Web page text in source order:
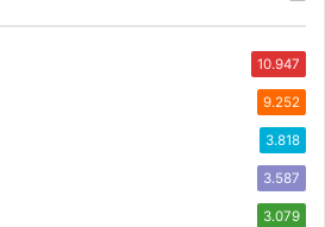
10.947
9.252
3.818
3.587
3.079